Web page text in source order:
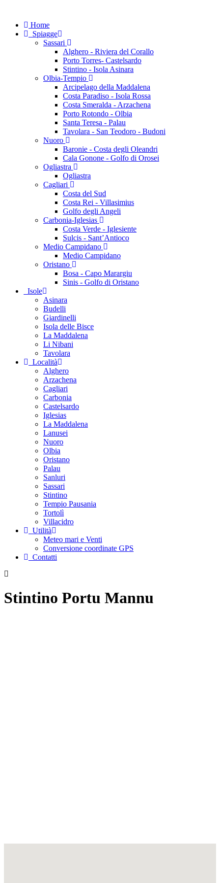
Home
Spiagge
Sassari
Alghero - Riviera del Corallo
Porto Torres- Castelsardo
Stintino - Isola Asinara
Olbia-Tempio
Arcipelago della Maddalena
Costa Paradiso - Isola Rossa
Costa Smeralda - Arzachena
Porto Rotondo - Olbia
Santa Teresa - Palau
Tavolara - San Teodoro - Budoni
Nuoro
Baronie - Costa degli Oleandri
Cala Gonone - Golfo di Orosei
Ogliastra
Ogliastra
Cagliari
Costa del Sud
Costa Rei - Villasimius
Golfo degli Angeli
Carbonia-Iglesias
Costa Verde - Iglesiente
Sulcis - Sant’Antioco
Medio Campidano
Medio Campidano
Oristano
Bosa - Capo Marargiu
Sinis - Golfo di Oristano
Isole
Asinara
Budelli
Giardinelli
Isola delle Bisce
La Maddalena
Li Nibani
Tavolara
Località
Alghero
Arzachena
Cagliari
Carbonia
Castelsardo
Iglesias
La Maddalena
Lanusei
Nuoro
Olbia
Oristano
Palau
Sanluri
Sassari
Stintino
Tempio Pausania
Tortolì
Villacidro
Utilità
Meteo mari e Venti
Conversione coordinate GPS
Contatti
Stintino Portu Mannu